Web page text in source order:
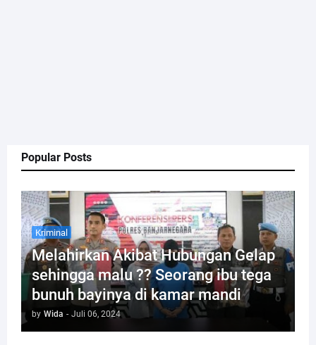
Popular Posts
Kriminal
Melahirkan Akibat Hubungan Gelap
sehingga malu ?? Seorang ibu tega
bunuh bayinya di kamar mandi
by Wida - Juli 06, 2024